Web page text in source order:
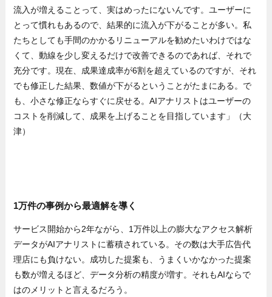
流入が増えることって、実はめったにないんです。ユーザーに
とって慣れもあるので、結果的に流入が下がることが多い。私
たちとしても手間のかかるリニューアルを勧めたいわけではな
くて、動線を少し変えるだけで改善できるのであれば、それで
充分です。現在、成果達成率が6割を超えているのですが、それ
でも修正した結果、数値が下がるということがたまにある。で
も、小さな修正ならすぐに戻せる。AIアナリストはユーザーの
コストを削減して、成果を上げることを目指しています」（大
津）
1万件の事例から最適解を導く
サービス開始から2年ながら、1万件以上の膨大なアクセス解析
データがAIアナリストに蓄積されている。その数は大手広告代
理店にも負けない。成功した提案も、うまくいかなかった提案
も数が増えるほど、データ分析の精度が増す。それもAIならで
はのメリットと言えるだろう。